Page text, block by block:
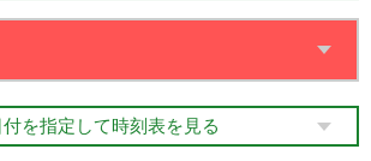
付を指定して時刻表を見る